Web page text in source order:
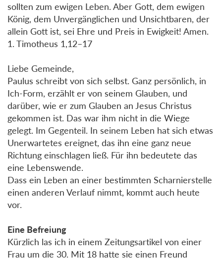
sollten zum ewigen Leben. Aber Gott, dem ewigen
König, dem Unvergänglichen und Unsichtbaren, der
allein Gott ist, sei Ehre und Preis in Ewigkeit! Amen.
1. Timotheus 1,12–17
Liebe Gemeinde,
Paulus schreibt von sich selbst. Ganz persönlich, in
Ich-Form, erzählt er von seinem Glauben, und
darüber, wie er zum Glauben an Jesus Christus
gekommen ist. Das war ihm nicht in die Wiege
gelegt. Im Gegenteil. In seinem Leben hat sich etwas
Unerwartetes ereignet, das ihn eine ganz neue
Richtung einschlagen ließ. Für ihn bedeutete das
eine Lebenswende.
Dass ein Leben an einer bestimmten Scharnierstelle
einen anderen Verlauf nimmt, kommt auch heute
vor.
Eine Befreiung
Kürzlich las ich in einem Zeitungsartikel von einer
Frau um die 30. Mit 18 hatte sie einen Freund